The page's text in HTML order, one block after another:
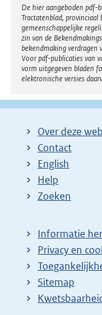
Disclaimer
De hier aangeboden pdf-
Tractatenblad, provinciaal
gemeenschappelijke
zin van de
bekendmaking
Voor pdf-publicaties van
vorm uitgegeven bladen
elektronische versies
Over deze
Contact
English
Help
Zoeken
Informatie
Privacy en
Sitemap
E